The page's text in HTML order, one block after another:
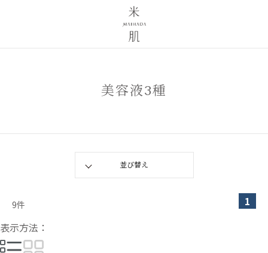
美容液3種
9件
1
表示方法：